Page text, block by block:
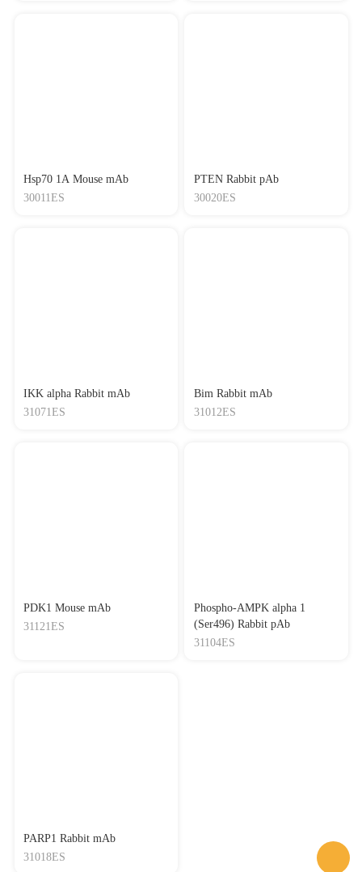
Hsp70 1A Mouse mAb
30011ES
PTEN Rabbit pAb
30020ES
IKK alpha Rabbit mAb
31071ES
Bim Rabbit mAb
31012ES
PDK1 Mouse mAb
31121ES
Phospho-AMPK alpha 1
(Ser496) Rabbit pAb
31104ES
PARP1 Rabbit mAb
31018ES